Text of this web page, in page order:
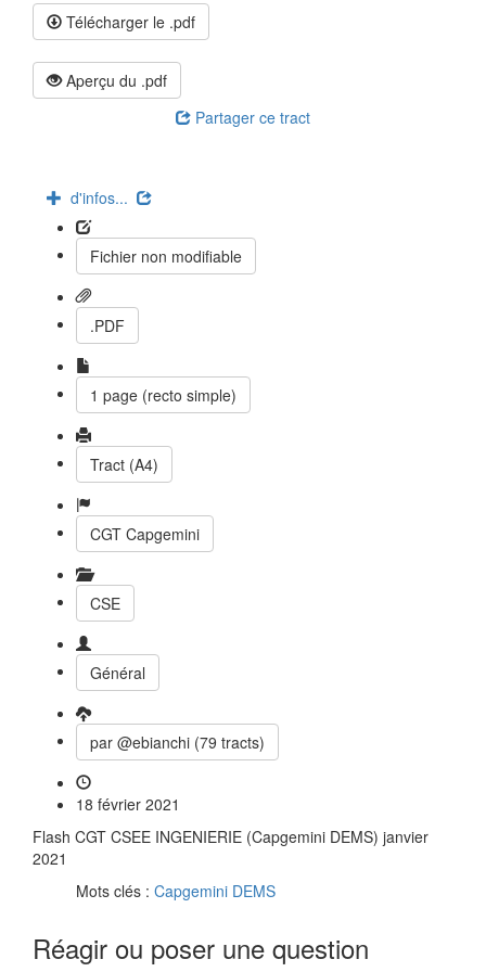
Télécharger le .pdf
Aperçu du .pdf
Partager ce tract
d'infos...
Fichier non modifiable
.PDF
1 page (recto simple)
Tract (A4)
CGT Capgemini
CSE
Général
par @ebianchi (79 tracts)
18 février 2021
Flash CGT CSEE INGENIERIE (Capgemini DEMS) janvier
2021
Mots clés : Capgemini DEMS
Réagir ou poser une question